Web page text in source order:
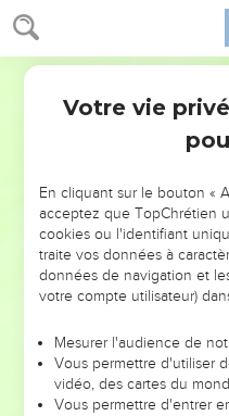
NE MANQUEZ
DE
ET SI LEURS ERREURS
leur foi ou leur vision. Mais
et les saisons difficiles qu'ils
sont elles qui
Votre vie
En cliquant sur le bouton «
acceptez que TopChrétien
cookies ou l'identifiant
traite vos données à
données de navigation et
votre compte utilisateur)
Mesurer l'audience de
Vous permettre d'utiliser
vidéo, des cartes du
Vous permettre d'entrer